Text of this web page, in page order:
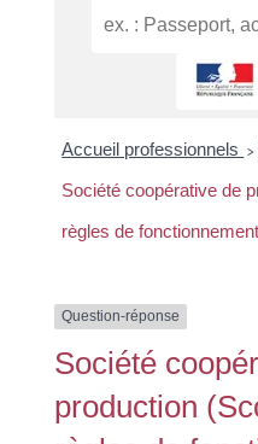
Accueil professionnels >
Société coopérative de
règles de
Question-réponse
Société
production